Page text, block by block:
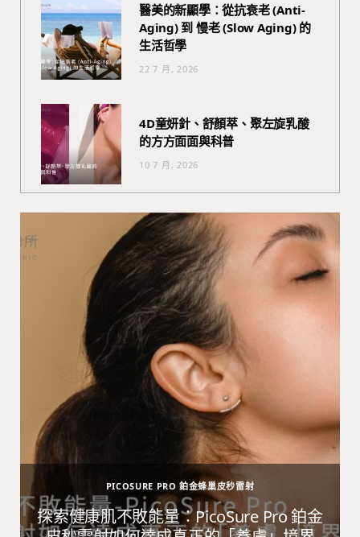
醫美的新顯學：從抗衰老 (Anti-
Aging) 到 慢老 (Slow Aging) 的
生活哲學
22 7 月, 2026
4D童妍針、舒顏萃、聚左旋乳酸
的方方面面與科普
10 7 月, 2026
PICOSURE PRO 鉑金蜂巢皮秒雷射
探索健康肌不敗能量：PicoSure Pro 鉑金